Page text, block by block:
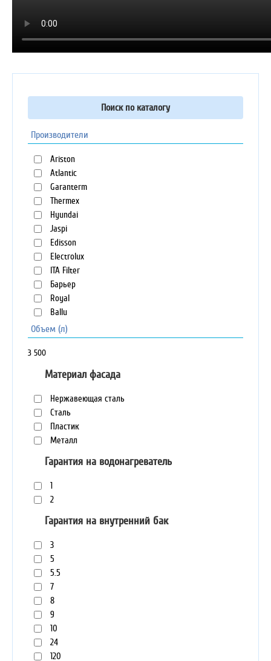
Поиск по каталогу
Производители
Ariston
Atlantic
Garanterm
Thermex
Hyundai
Jaspi
Edisson
Electrolux
ITA Filter
Барьер
Royal
Ballu
Объем (л)
3 500
Материал фасада
Нержавеющая сталь
Сталь
Пластик
Металл
Гарантия на водонагреватель
1
2
Гарантия на внутренний бак
3
5
5.5
7
8
9
10
24
120